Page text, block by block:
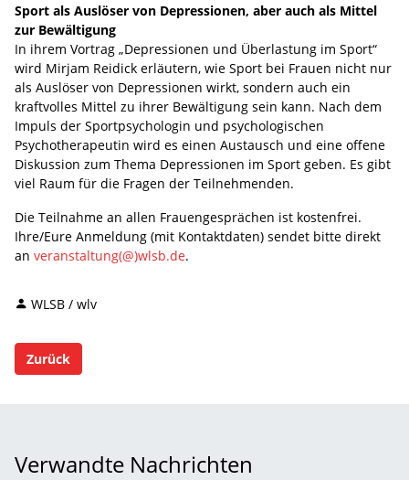
Sport als Auslöser von Depressionen, aber auch als Mittel
zur Bewältigung
In ihrem Vortrag „Depressionen und Überlastung im Sport“
wird Mirjam Reidick erläutern, wie Sport bei Frauen nicht nur
als Auslöser von Depressionen wirkt, sondern auch ein
kraftvolles Mittel zu ihrer Bewältigung sein kann. Nach dem
Impuls der Sportpsychologin und psychologischen
Psychotherapeutin wird es einen Austausch und eine offene
Diskussion zum Thema Depressionen im Sport geben. Es gibt
viel Raum für die Fragen der Teilnehmenden.
Die Teilnahme an allen Frauengesprächen ist kostenfrei.
Ihre/Eure Anmeldung (mit Kontaktdaten) sendet bitte direkt
an veranstaltung(@)wlsb.de.
WLSB / wlv
Zurück
Verwandte Nachrichten